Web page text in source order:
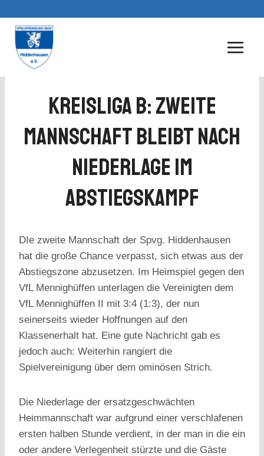
Inhalt
springen
Kreisliga B: Zweite
Mannschaft Bleibt Nach
Niederlage Im
Abstiegskampf
DIe zweite Mannschaft der Spvg. Hiddenhausen
hat die große Chance verpasst, sich etwas aus der
Abstiegszone abzusetzen. Im Heimspiel gegen den
VfL Mennighüffen unterlagen die Vereinigten dem
VfL Mennighüffen II mit 3:4 (1:3), der nun
seinerseits wieder Hoffnungen auf den
Klassenerhalt hat. Eine gute Nachricht gab es
jedoch auch: Weiterhin rangiert die
Spielvereinigung über dem ominösen Strich.
Die Niederlage der ersatzgeschwächten
Heimmannschaft war aufgrund einer verschlafenen
ersten halben Stunde verdient, in der man in die ein
oder andere Verlegenheit stürzte und die Gäste